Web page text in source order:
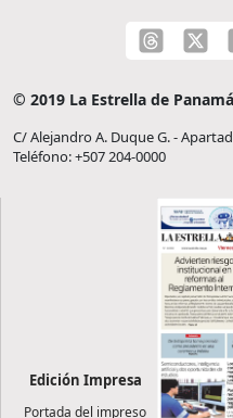
© 2019 La Estrella de Panamá
C/ Alejandro A. Duque G. -
Teléfono: +507 204-0000
Edición Impresa
Portada del impreso